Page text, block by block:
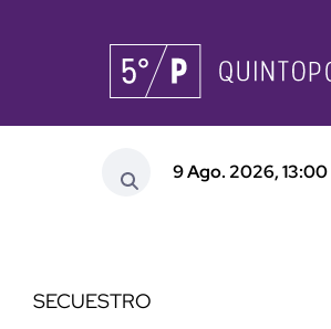
9 Ago. 2026, 13:00
SECUESTRO